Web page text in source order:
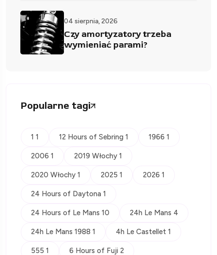
04 sierpnia, 2026
Czy amortyzatory trzeba
wymieniać parami?
Popularne tagi
1 1 12 Hours of Sebring 1 1966 1
2006 1 2019 Włochy 1
2020 Włochy 1 2025 1 2026 1
24 Hours of Daytona 1
24 Hours of Le Mans 10 24h Le Mans 4
24h Le Mans 1988 1 4h Le Castellet 1
555 1 6 Hours of Fuji 2